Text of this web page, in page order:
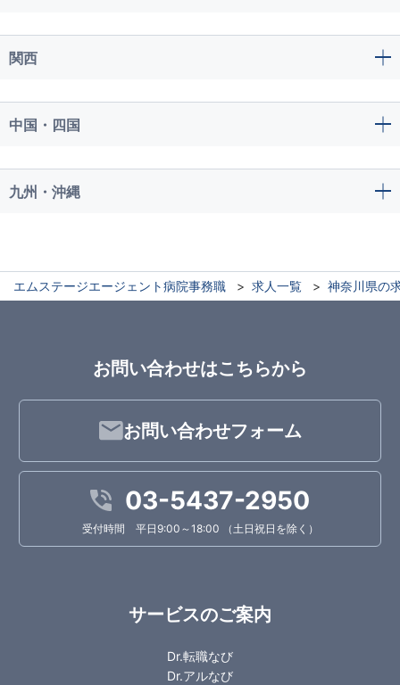
関西
中国・四国
九州・沖縄
エムステージエージェント病院事務職 求人一覧 神奈川県の
お問い合わせはこちらから
お問い合わせフォーム
03-5437-2950
受付時間 平日9:00～18:00 （土日祝日を除く）
サービスのご案内
Dr.転職なび
Dr.アルなび